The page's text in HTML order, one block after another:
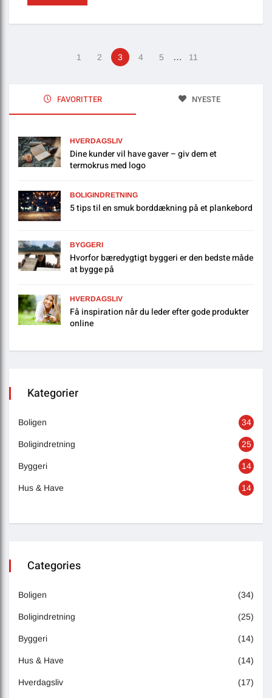
1 2 3 4 5 … 11
FAVORITTER NYESTE
HVERDAGSLIV
Dine kunder vil have gaver – giv dem et
termokrus med logo
BOLIGINDRETNING
5 tips til en smuk borddækning på et plankebord
BYGGERI
Hvorfor bæredygtigt byggeri er den bedste måde
at bygge på
HVERDAGSLIV
Få inspiration når du leder efter gode produkter
online
Kategorier
Boligen 34
Boligindretning 25
Byggeri 14
Hus & Have 14
Categories
Boligen (34)
Boligindretning (25)
Byggeri (14)
Hus & Have (14)
Hverdagsliv (17)